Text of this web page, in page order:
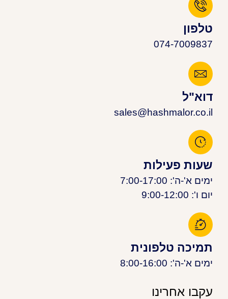
טלפון
074-7009837
דוא"ל
sales@hashmalor.co.il
שעות פעילות
ימים א'-ה': 7:00-17:00
יום ו': 9:00-12:00
תמיכה טלפונית
ימים א'-ה': 8:00-16:00
עקבו אחרינו